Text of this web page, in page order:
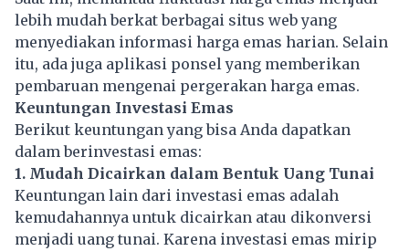
lebih mudah berkat berbagai situs web yang
menyediakan informasi harga emas harian. Selain
itu, ada juga aplikasi ponsel yang memberikan
pembaruan mengenai pergerakan harga emas.
Keuntungan Investasi Emas
Berikut keuntungan yang bisa Anda dapatkan
dalam berinvestasi emas:
1. Mudah Dicairkan dalam Bentuk Uang Tunai
Keuntungan lain dari investasi emas adalah
kemudahannya untuk dicairkan atau dikonversi
menjadi uang tunai. Karena investasi emas mirip